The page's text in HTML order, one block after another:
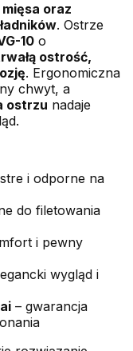
oraz
. Ostrze
10 o
ostrość,
. Ergonomiczna
chwyt, a
ostrzu nadaje
i odporne na
do filetowania
i pewny
wygląd i
– gwarancja